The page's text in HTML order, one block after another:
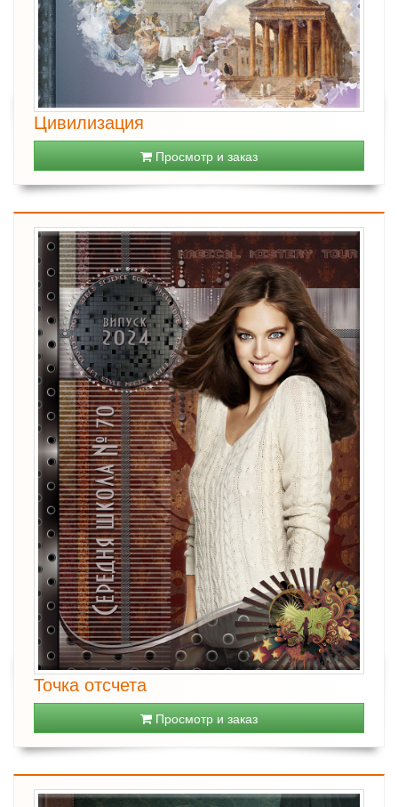
Цивилизация
Просмотр и заказ
Точка отсчета
Просмотр и заказ